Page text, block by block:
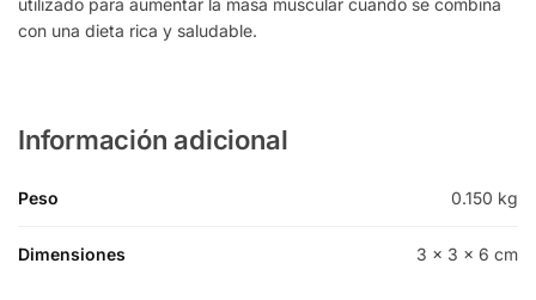
con una dieta rica y saludable.
Información adicional
Peso 0.150 kg
Dimensiones 3 × 3 × 6 cm